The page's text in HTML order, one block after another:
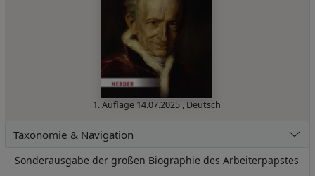
1. Auflage 14.07.2025 , Deutsch
Taxonomie & Navigation
Sonderausgabe der großen Biographie des Arbeiterpapstes